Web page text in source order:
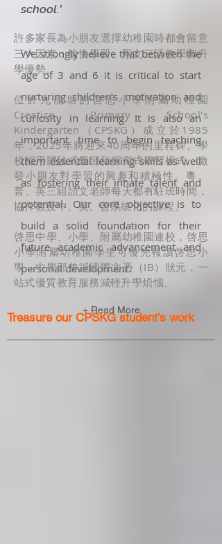
school.'
We strongly believe that between the
age of 3 and 6 it is critical to start
nurturing children’s motivation and
curiosity in learning. It is also an
important time to begin teaching
them essential learning skills as well
as fostering their innate talent and
potential. Our core objective is to
build a solid foundation for their
future academic advancement and
personal development.
許多家長為小朋友選擇幼稚園時都會留意
三大因素：愉快學習、兩文三語教學和升
學優勢。
位於九龍塘的啓思小學附屬幼稚園
Creatice Primary School's
Kindergarten（CPSKG）成立於1985
年，2025年將迎來40周年的里程碑。學
校採用體驗式學習和探究式學習模式，激
發小朋友對學習的興趣和積極性。粵、
普、英三組語文老師每天都有駐班時間，
協作教授中、英、普系統化的課程。
啓思中學、小學、附屬幼稚園連校，啓思
小學附屬幼稚園學生可優先報讀啓思小
學，中學部曾誕國際文憑（IB）狀元，一
站式優質教育服務減輕升學煩惱。
+ Read More
Treasure our CPSKG student's work